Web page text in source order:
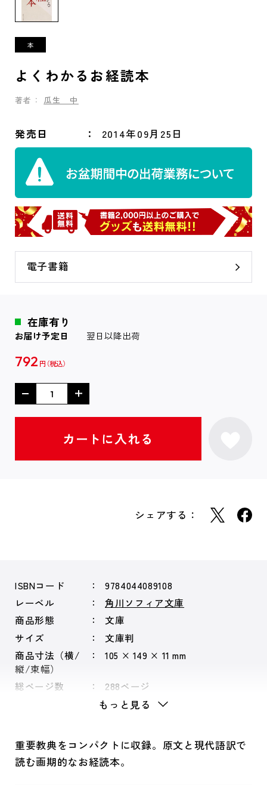
よくわかるお経読本
著者： 瓜生 中
発売日 2014年09月25日
電子書籍
在庫有り
お届け予定日 翌日以降出荷
792 円
シェアする：
ISBNコード
9784044089108
レーベル
角川ソフィア文庫
商品形態
文庫
サイズ
文庫判
商品寸法（横/
縦/束幅）
105 × 149 × 11 mm
総ページ数 288ページ
もっと見る
重要教典をコンパクトに収録。原文と現代語訳で
読む画期的なお経読本。